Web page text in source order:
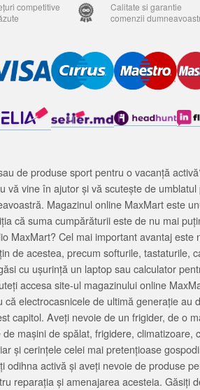
competitive
Calitate si garantie
comenzii
de produse sport pentru o vacanță
vă vine în ajutor și vă scutește de
Magazinul online MaxMart este
că suma cumpărăturii este de nu mai
MaxMart? Cel mai important avantaj
de acestea, precum softurile, tastaturile,
cu ușurință un laptop sau calculator
accesa site-ul magazinului online
electrocasnicele de ultimă generație
capitol. Aveți nevoie de un frigider, de o
mașini de spălat, frigidere,
și cerințele celei mai pretențioase
activă și aveți nevoie de produse
reparația și amenajarea acesteia. Găsiți